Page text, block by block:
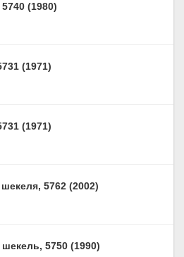
(1980)
(1971)
(1971)
5762 (2002)
5750 (1990)